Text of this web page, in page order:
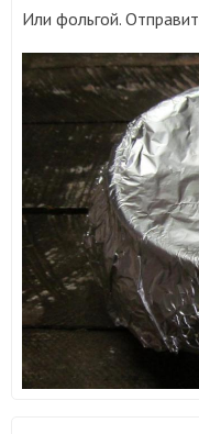
Или фольгой.